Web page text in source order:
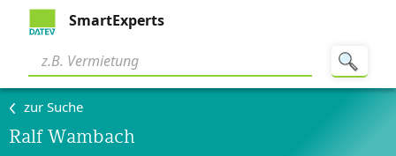
SmartExperts
zur Suche
Ralf Wambach